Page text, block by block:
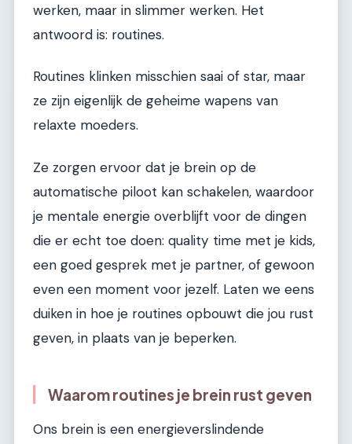
werken, maar in slimmer werken. Het
antwoord is: routines.
Routines klinken misschien saai of star, maar
ze zijn eigenlijk de geheime wapens van
relaxte moeders.
Ze zorgen ervoor dat je brein op de
automatische piloot kan schakelen, waardoor
je mentale energie overblijft voor de dingen
die er echt toe doen: quality time met je kids,
een goed gesprek met je partner, of gewoon
even een moment voor jezelf. Laten we eens
duiken in hoe je routines opbouwt die jou rust
geven, in plaats van je beperken.
Waarom routines je brein rust geven
Ons brein is een energieverslindende